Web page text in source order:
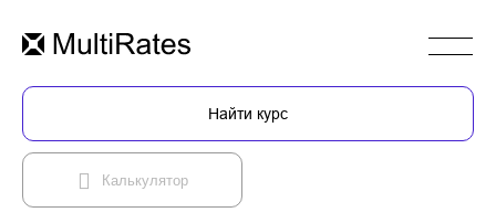
Найти курс
Калькулятор